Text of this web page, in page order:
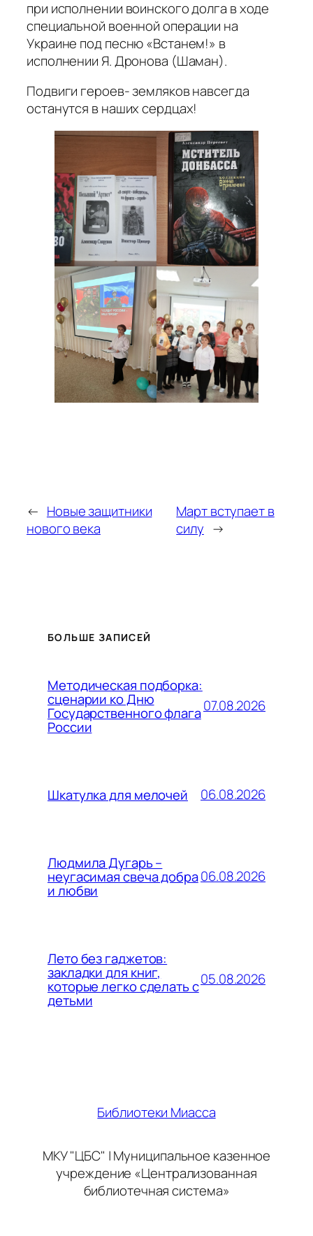
при исполнении воинского долга в ходе
специальной военной операции на
Украине под песню «Встанем!» в
исполнении Я. Дронова (Шаман).
Подвиги героев- земляков навсегда
останутся в наших сердцах!
← Новые защитники
нового века
Март вступает в
силу →
БОЛЬШЕ ЗАПИСЕЙ
Методическая подборка:
сценарии ко Дню
Государственного флага
России
07.08.2026
Шкатулка для мелочей 06.08.2026
Людмила Дугарь –
неугасимая свеча добра
и любви
06.08.2026
Лето без гаджетов:
закладки для книг,
которые легко сделать с
детьми
05.08.2026
Библиотеки Миасса
МКУ "ЦБС" | Муниципальное казенное
учреждение «Централизованная
библиотечная система»